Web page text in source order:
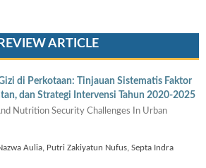
REVIEW ARTICLE
di Perkotaan: Tinjauan Sistematis Faktor
dan Strategi Intervensi Tahun 2020-2025
Nutrition Security Challenges In Urban
Aulia, Putri Zakiyatun Nufus, Septa Indra